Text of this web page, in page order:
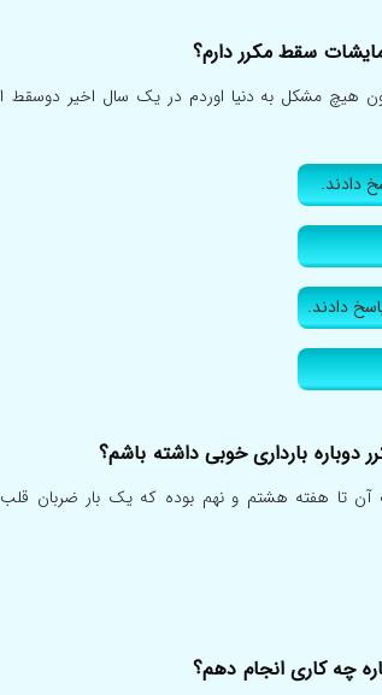
سقط مکرر دارم؟
یه فرزند 5ساله بدون هیچ مشکل به دنیا اوردم در یک سال اخیر
دادند.
دادند.
دوباره بارداری خوبی داشته باشم؟
تا هفته هشتم و نهم بوده که یک بار ضربان
چه کاری انجام دهم؟